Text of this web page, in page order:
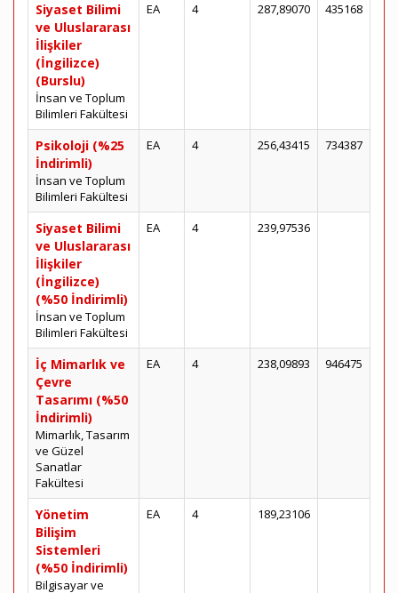
Siyaset Bilimi
ve Uluslararası
İlişkiler
(İngilizce)
(Burslu)
İnsan ve Toplum
Bilimleri Fakültesi
EA 4 287,89070 435168
Psikoloji (%25
İndirimli)
İnsan ve Toplum
Bilimleri Fakültesi
EA 4 256,43415 734387
Siyaset Bilimi
ve Uluslararası
İlişkiler
(İngilizce)
(%50 İndirimli)
İnsan ve Toplum
Bilimleri Fakültesi
EA 4 239,97536
İç Mimarlık ve
Çevre
Tasarımı (%50
İndirimli)
Mimarlık, Tasarım
ve Güzel
Sanatlar
Fakültesi
EA 4 238,09893 946475
Yönetim
Bilişim
Sistemleri
(%50 İndirimli)
Bilgisayar ve
EA 4 189,23106